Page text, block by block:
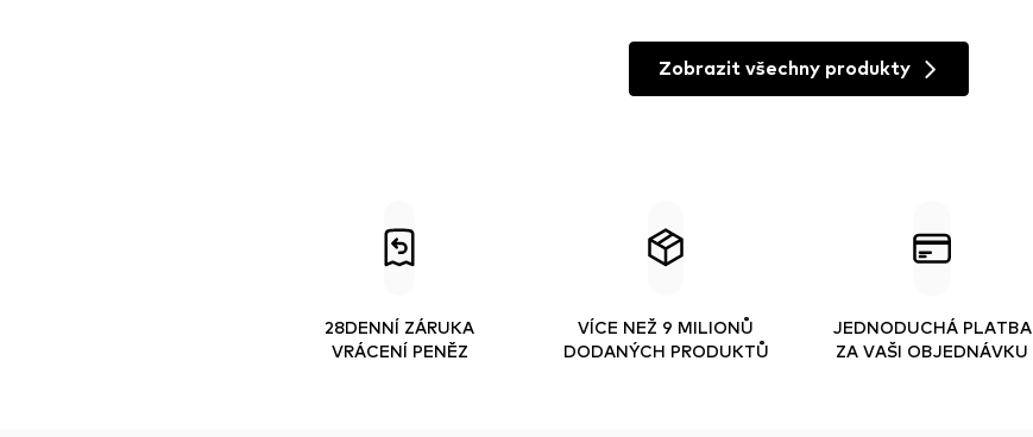
Zobrazit všechny produkty
28DENNÍ ZÁRUKA
VRÁCENÍ PENĚZ
VÍCE NEŽ 9 MILIONŮ
DODANÝCH PRODUKTŮ
JEDNODUCHÁ PLATBA
ZA VAŠI OBJEDNÁVKU